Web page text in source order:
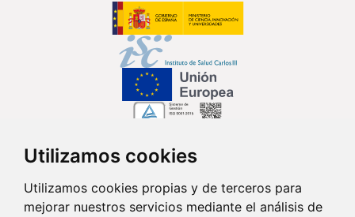
Utilizamos cookies
Utilizamos cookies propias y de terceros para
mejorar nuestros servicios mediante el análisis de
Síguenos en...